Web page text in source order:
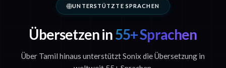
UNTERSTÜTZTE SPRACHEN
Übersetzen in55+ Sprachen
Über Tamil hinaus unterstützt Sonix die Übersetzung in